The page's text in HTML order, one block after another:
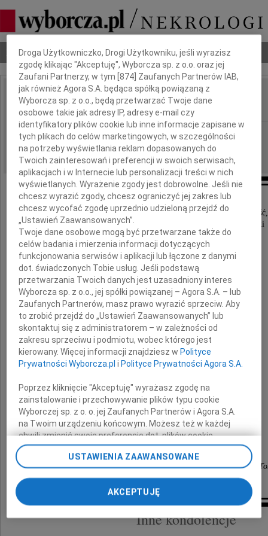
Nekrologi Odeszli Poradnik pogrzebowy
IMIĘ I NAZWISKO: Zofia Witkowska
REGION: Warszawa
DATA EMISJI: 29.05.2026
Z ogromnym smutkiem przyjelismy wiadomość,
że odeszła Mama mojej ukochanej przyjaciółki
Zofia Witkowska
Wyrazy głębokiego współczucia
Julce, Filipowi i Michałowi
Kasia, James, Krystyna, Jaś z rodziną, Alexander i
Inne kondolencje
Dbamy o Twoją prywatność
Droga Użytkowniczko, Drogi Użytkowniku, jeśli wyrazisz
zgodę klikając "Akceptuję", Wyborcza sp. z o.o. oraz jej
Zaufani Partnerzy, w tym [874] Zaufanych Partnerów IAB,
jak również Agora S.A. będąca spółką powiązaną z
Wyborcza sp. z o.o., będą przetwarzać Twoje dane
osobowe takie jak adresy IP, adresy e-mail czy
identyfikatory plików cookie lub inne informacje zapisane w
tych plikach do celów marketingowych, w szczególności
na potrzeby wyświetlania reklam dopasowanych do
Twoich zainteresowań i preferencji w swoich serwisach,
aplikacjach i w Internecie lub personalizacji treści w nich
wyświetlanych. Wyrażenie zgody jest dobrowolne. Jeśli nie
chcesz wyrazić zgody, chcesz ograniczyć jej zakres lub
chcesz wycofać zgodę uprzednio udzieloną przejdź do
„Ustawień Zaawansowanych”.
Twoje dane osobowe mogą być przetwarzane także do
celów badania i mierzenia informacji dotyczących
funkcjonowania serwisów i aplikacji lub łączone z danymi
dot. świadczonych Tobie usług. Jeśli podstawą
przetwarzania Twoich danych jest uzasadniony interes
Wyborcza sp. z o.o., jej spółki powiązanej – Agora S.A. – lub
Zaufanych Partnerów, masz prawo wyrazić sprzeciw. Aby
to zrobić przejdź do „Ustawień Zaawansowanych” lub
skontaktuj się z administratorem – w zależności od
zakresu sprzeciwu i podmiotu, wobec którego jest
kierowany. Więcej informacji znajdziesz wPolityce
Prywatności Wyborcza.pl iPolityce Prywatności Agora S.A.
Poprzez kliknięcie "Akceptuję" wyrażasz zgodę na
zainstalowanie i przechowywanie plików typu cookie
Wyborczej sp. z o. o. jej Zaufanych Partnerów i Agora S.A.
na Twoim urządzeniu końcowym. Możesz też w każdej
chwili zmienić swoje preferencje dot. plików cookie,
ponownie wywołując narzędzie do zarządzania Twoimi
preferencjami dot. przetwarzania danych poprzez
odnośnik „Ustawienia prywatności” w stopce serwisu i
przechodząc do sekcji „Ustawienia zaawansowane”.
Zmiana ustawień plików cookie możliwa jest także za
pomocą ustawień przeglądarki.
USTAWIENIA ZAAWANSOWANE
AKCEPTUJĘ